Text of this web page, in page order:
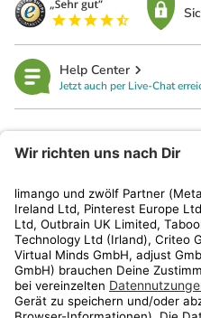
Help Center
Jetzt auch per Live-Chat
Kundenservice
Shop
Aktionen